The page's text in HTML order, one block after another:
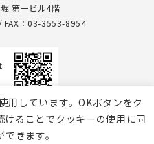
第一ビル4階
：03-3553-8954
用しています。OKボタンをク
ることでクッキーの使用に同
きます。